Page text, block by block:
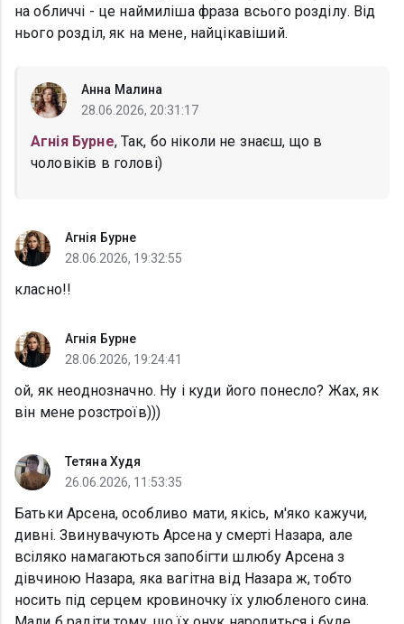
на обличчі - це наймиліша фраза всього розділу. Від
нього розділ, як на мене, найцікавіший.
Анна Малина
28.06.2026, 20:31:17
Агнія Бурне, Так, бо ніколи не знаєш, що в
чоловіків в голові)
Агнія Бурне
28.06.2026, 19:32:55
класно!!
Агнія Бурне
28.06.2026, 19:24:41
ой, як неоднозначно. Ну і куди його понесло? Жах, як
він мене розстроїв)))
Тетяна Худя
26.06.2026, 11:53:35
Батьки Арсена, особливо мати, якісь, м'яко кажучи,
дивні. Звинувачують Арсена у смерті Назара, але
всіляко намагаються запобігти шлюбу Арсена з
дівчиною Назара, яка вагітна від Назара ж, тобто
носить під серцем кровиночку їх улюбленого сина.